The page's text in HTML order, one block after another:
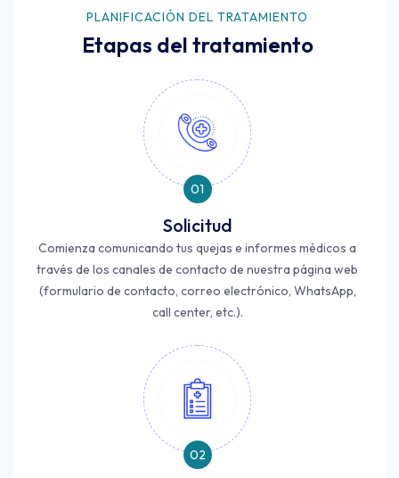
PLANIFICACIÓN DEL TRATAMIENTO
Etapas del tratamiento
01
Solicitud
Comienza comunicando tus quejas e informes médicos a
través de los canales de contacto de nuestra página web
(formulario de contacto, correo electrónico, WhatsApp,
call center, etc.).
02